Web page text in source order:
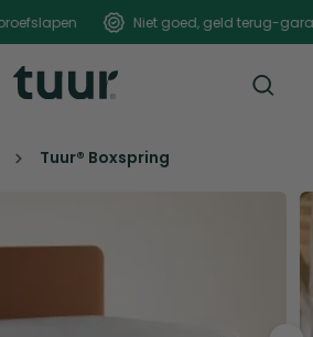
Niet goed, geld terug-garantie
Tuur® Boxspring